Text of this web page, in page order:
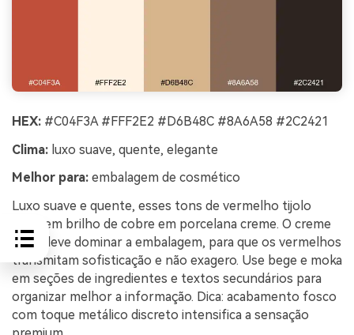
HEX: #C04F3A #FFF2E2 #D6B48C #8A6A58 #2C2421
Clima: luxo suave, quente, elegante
Melhor para: embalagem de cosmético
Luxo suave e quente, esses tons de vermelho tijolo
parecem brilho de cobre em porcelana creme. O creme
claro deve dominar a embalagem, para que os vermelhos
transmitam sofisticação e não exagero. Use bege e moka
em seções de ingredientes e textos secundários para
organizar melhor a informação. Dica: acabamento fosco
com toque metálico discreto intensifica a sensação